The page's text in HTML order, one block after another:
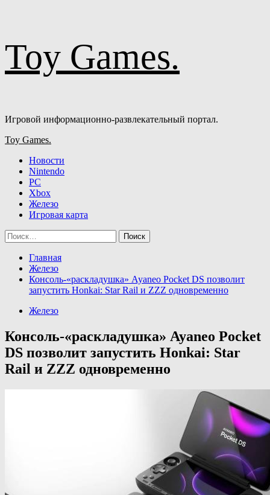
к
содержимому
Toy Games.
Игровой информационно-развлекательный портал.
Основное
Toy Games.
Новости
Nintendo
PC
Xbox
Железо
Игровая карта
Найти:
Главная
Железо
Консоль-«раскладушка» Ayaneo Pocket DS позволит
запустить Honkai: Star Rail и ZZZ одновременно
Железо
Консоль-«раскладушка» Ayaneo Pocket
DS позволит запустить Honkai: Star
Rail и ZZZ одновременно